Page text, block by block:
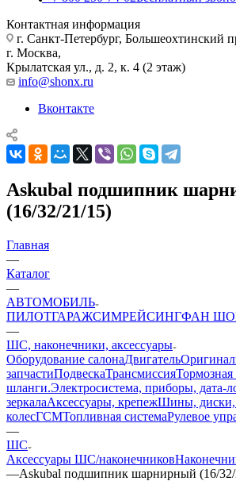
Контактная информация
г. Санкт-Петербург, Большеохтинский
г. Москва,
Крылатская ул., д. 2, к. 4 (2 этаж)
info@shonx.ru
Вконтакте
Askubal подшипник
(16/32/21/15)
Главная
—
Каталог
—
АВТОМОБИЛЬ
ПИЛОТГАРАЖСИМРЕЙСИНГФАН
—
ШС, наконечники, аксессуары
Оборудование салонаДвигатель
запчастиПодвескаТрансмиссияТормозная
шланги.Электросистема, приборы, дата-
зеркалаАксессуары, крепежШины, диски,
колесГСМТопливная системаРулевое
—
ШС
Аксессуары ШС/наконечников
—Askubal подшипник шарнирный (16/32/